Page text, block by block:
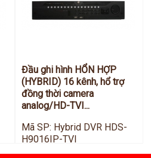
Đầu ghi hình HỔN HỢP
(HYBRID) 16 kênh, hổ trợ
đồng thời camera
analog/HD-TVI...
Mã SP: Hybrid DVR HDS-
H9016IP-TVI
Giá:55,825,000 VNĐ